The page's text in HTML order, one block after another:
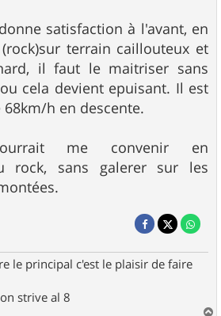
satisfaction à l'avant, en
terrain caillouteux et
il faut le maitriser sans
cela devient epuisant. Il est
h en descente.
me convenir en
rock, sans galerer sur les
le principal c'est le plaisir de faire
strive al 8